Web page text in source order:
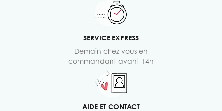
SERVICE EXPRESS
Demain chez vous en
commandant avant 14h
AIDE ET CONTACT